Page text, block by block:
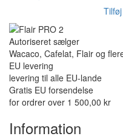
Autoriseret sælger
Wacaco, Cafelat, Flair og
EU levering
levering til alle EU-lande
Gratis EU forsendelse
for ordrer over 1 500,00 kr
Information